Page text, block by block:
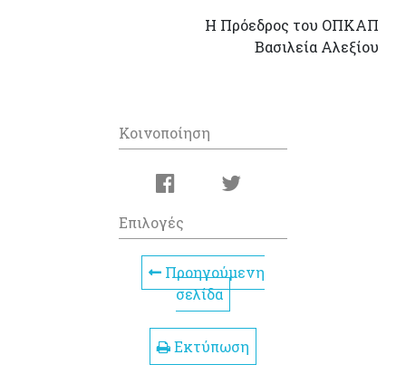
Η Πρόεδρος του ΟΠΚΑΠ
Βασιλεία Αλεξίου
Κοινοποίηση
Επιλογές
Προηγούμενη
σελίδα
Εκτύπωση